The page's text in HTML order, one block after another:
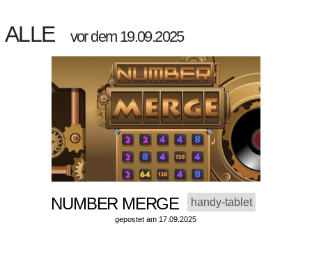
ALLE vor dem 19.09.2025
NUMBER MERGE handy-tablet
gepostet am 17.09.2025